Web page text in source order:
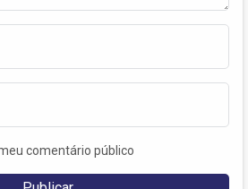
comentário público